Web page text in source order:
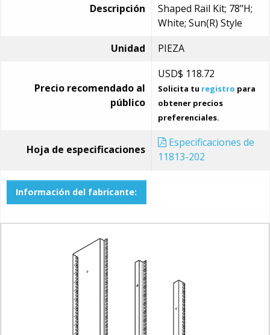
Descripción
Shaped Rail Kit; 78"H;
White; Sun(R) Style
Unidad
PIEZA
Precio recomendado al
público
USD$ 118.72
Solicita tu registro para
obtener precios
preferenciales.
Hoja de especificaciones
Especificaciones de
11813-202
Información del fabricante: